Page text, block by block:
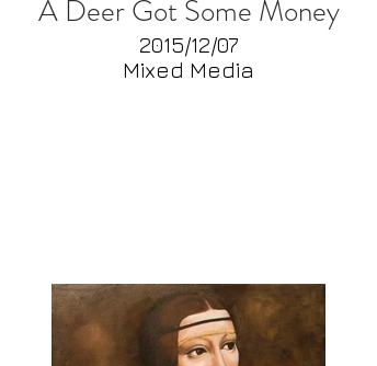
A Deer Got Some Money
2015/12/07
Mixed Media